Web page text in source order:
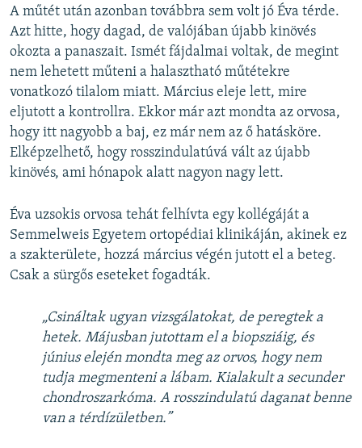
A műtét után azonban továbbra sem volt jó Éva térde.
Azt hitte, hogy dagad, de valójában újabb kinövés
okozta a panaszait. Ismét fájdalmai voltak, de megint
nem lehetett műteni a halasztható műtétekre
vonatkozó tilalom miatt. Március eleje lett, mire
eljutott a kontrollra. Ekkor már azt mondta az orvosa,
hogy itt nagyobb a baj, ez már nem az ő hatásköre.
Elképzelhető, hogy rosszindulatúvá vált az újabb
kinövés, ami hónapok alatt nagyon nagy lett.
Éva uzsokis orvosa tehát felhívta egy kollégáját a
Semmelweis Egyetem ortopédiai klinikáján, akinek ez
a szakterülete, hozzá március végén jutott el a beteg.
Csak a sürgős eseteket fogadták.
„Csináltak ugyan vizsgálatokat, de peregtek a
hetek. Májusban jutottam el a biopsziáig, és
június elején mondta meg az orvos, hogy nem
tudja megmenteni a lábam. Kialakult a secunder
chondroszarkóma. A rosszindulatú daganat benne
van a térdízületben.”